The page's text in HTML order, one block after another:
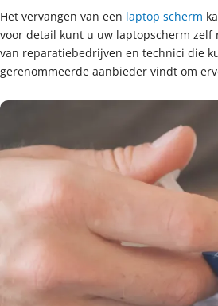
Het vervangen van een laptop scherm
voor detail kunt u uw laptopscherm
van reparatiebedrijven en technici die
gerenommeerde aanbieder vindt om